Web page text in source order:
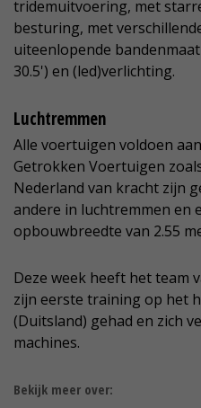
tridemuitvoering, met
besturing, met
uiteenlopende
30.5') en (led)verlichting.
Luchtremmen
Alle voertuigen voldoen
Getrokken Voertuigen
Nederland van kracht zijn
andere in luchtremmen en
opbouwbreedte van 2.55
Deze week heeft het team
zijn eerste training op het
(Duitsland) gehad en zich
machines.
Bekijk meer over: